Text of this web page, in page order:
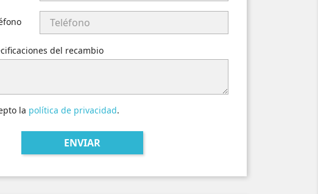
del recambio
la política de privacidad.